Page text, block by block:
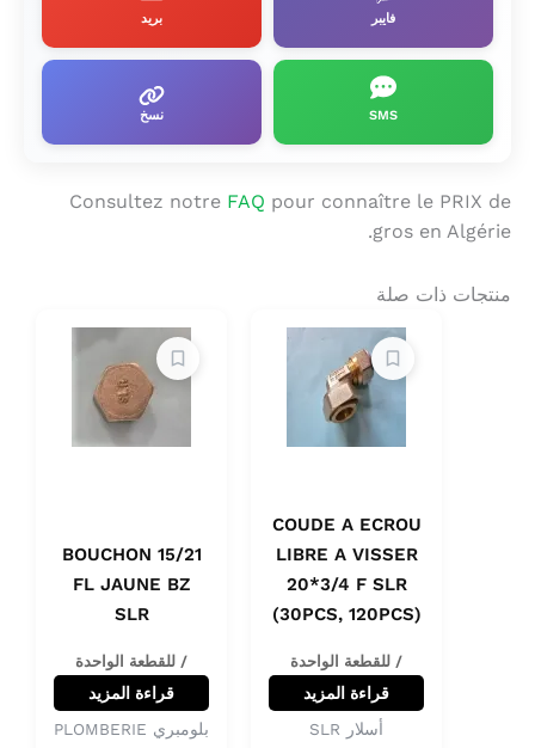
فايبر بريد
SMS نسخ
Consultez notre FAQ pour connaître le PRIX de
gros en Algérie.
منتجات ذات صلة
COUDE A ECROU
LIBRE A VISSER
20*3/4 F SLR
(30PCS, 120PCS)
/ للقطعة الواحدة
قراءة المزيد
أسلار SLR
BOUCHON 15/21
FL JAUNE BZ
SLR
/ للقطعة الواحدة
قراءة المزيد
بلومبري PLOMBERIE